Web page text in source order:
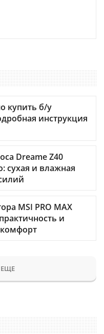
купить б/у
инструкция
Dreame Z40
сухая и влажная
MSI PRO MAX
и